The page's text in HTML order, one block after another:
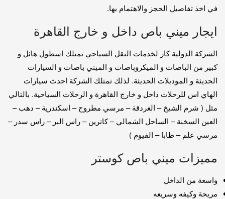
في اخذ تفاصيل الحجز والاهتمام بها.
ايجار ميني باص داخل و خارج القاهرة
الشركة الدولية كار لخدمات النقل السياحي تمتلك اسطول هائل و
كبير من الباصات و الميكروباصات و الميني باصات و السيارات
الحديثة و الموديلات الحديثة. لذلك تمتلك الشركة احدث سيارات
الهاي اس للرحلات داخل و خارج القاهرة و الرحلات السياحية. بالتالي
مثل ( شرم الشيخ – الغردقة – مرسي مطروح – اسكندرية – دهب –
العين السخنة – الساحل الشمالي – كاترين – راس البر – راس سدر –
مرسي علم – طابا – الفيوم )
مميزات ميني باص كوستر
واسعة من الداخل
مريحة وكيفه وسريعه